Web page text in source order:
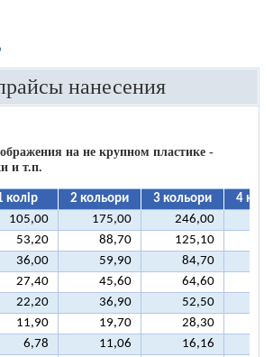
нанесения
на не крупном пластике -
и т.п.
колір 2 кольори 3 кольори
4
105,00 175,00 246,00
53,20 88,70 125,10
36,00 59,90 84,70
27,40 45,60 64,60
22,20 36,90 52,50
11,90 19,70 28,30
6,78 11,06 16,16